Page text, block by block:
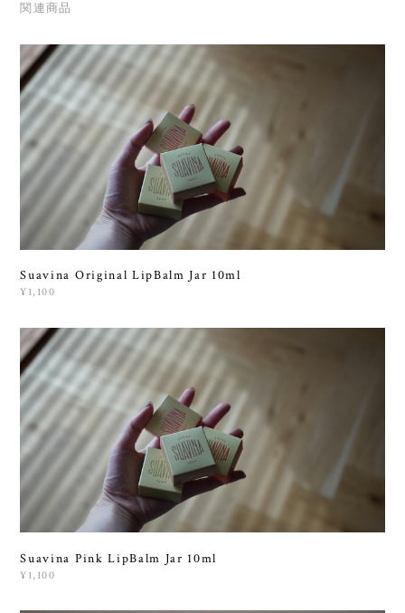
関連商品
Suavina Original LipBalm Jar 10ml
¥1,100
Suavina Pink LipBalm Jar 10ml
¥1,100